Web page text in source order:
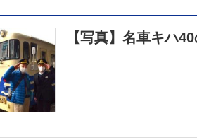
【写真】名車キハ